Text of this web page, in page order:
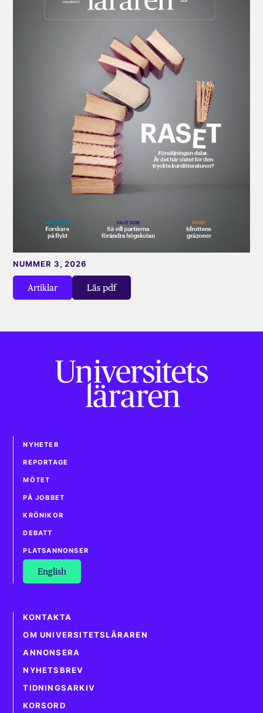
Artiklar Läs pdf
NUMMER 3, 2026
NYHETER
REPORTAGE
MÖTET
PÅ JOBBET
KRÖNIKOR
DEBATT
PLATSANNONSER
English
KONTAKTA
OM UNIVERSITETSLÄRAREN
ANNONSERA
NYHETSBREV
TIDNINGSARKIV
KORSORD